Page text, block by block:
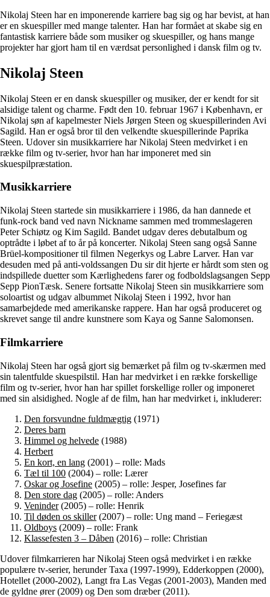
Nikolaj Steen har en imponerende karriere bag sig og har bevist, at han
er en skuespiller med mange talenter. Han har formået at skabe sig en
fantastisk karriere både som musiker og skuespiller, og hans mange
projekter har gjort ham til en værdsat personlighed i dansk film og tv.
Nikolaj Steen
Nikolaj Steen er en dansk skuespiller og musiker, der er kendt for sit
alsidige talent og charme. Født den 10. februar 1967 i København, er
Nikolaj søn af kapelmester Niels Jørgen Steen og skuespillerinden Avi
Sagild. Han er også bror til den velkendte skuespillerinde Paprika
Steen. Udover sin musikkarriere har Nikolaj Steen medvirket i en
række film og tv-serier, hvor han har imponeret med sin
skuespilpræstation.
Musikkarriere
Nikolaj Steen startede sin musikkarriere i 1986, da han dannede et
funk-rock band ved navn Nickname sammen med trommeslageren
Peter Schiøtz og Kim Sagild. Bandet udgav deres debutalbum og
optrådte i løbet af to år på koncerter. Nikolaj Steen sang også Sanne
Brüel-kompositioner til filmen Negerkys og Labre Larver. Han var
desuden med på anti-voldssangen Du sir dit hjerte er hårdt som sten og
indspillede duetter som Kærlighedens farer og fodboldslagsangen Sepp
Sepp PionTæsk. Senere fortsatte Nikolaj Steen sin musikkarriere som
soloartist og udgav albummet Nikolaj Steen i 1992, hvor han
samarbejdede med amerikanske rappere. Han har også produceret og
skrevet sange til andre kunstnere som Kaya og Sanne Salomonsen.
Filmkarriere
Nikolaj Steen har også gjort sig bemærket på film og tv-skærmen med
sin talentfulde skuespilstil. Han har medvirket i en række forskellige
film og tv-serier, hvor han har spillet forskellige roller og imponeret
med sin alsidighed. Nogle af de film, han har medvirket i, inkluderer:
Den forsvundne fuldmægtig (1971)
Deres barn
Himmel og helvede (1988)
Herbert
En kort, en lang (2001) – rolle: Mads
Tæl til 100 (2004) – rolle: Lærer
Oskar og Josefine (2005) – rolle: Jesper, Josefines far
Den store dag (2005) – rolle: Anders
Veninder(2005) – rolle: Henrik
Til døden os skiller(2007) – rolle: Ung mand – Feriegæst
Oldboys (2009) – rolle: Frank
Klassefesten 3 – Dåben (2016) – rolle: Christian
Udover filmkarrieren har Nikolaj Steen også medvirket i en række
populære tv-serier, herunder Taxa (1997-1999), Edderkoppen (2000),
Hotellet (2000-2002), Langt fra Las Vegas (2001-2003), Manden med
de gyldne ører (2009) og Den som dræber (2011).